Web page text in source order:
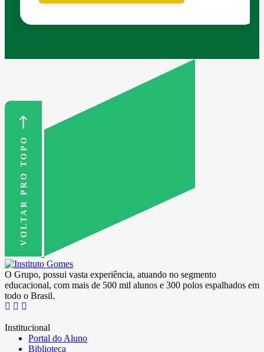
VOLTAR PRO TOPO
O Grupo, possui vasta experiência, atuando no segmento
educacional, com mais de 500 mil alunos e 300 polos espalhados em
todo o Brasil.
Institucional
Portal do Aluno
Biblioteca